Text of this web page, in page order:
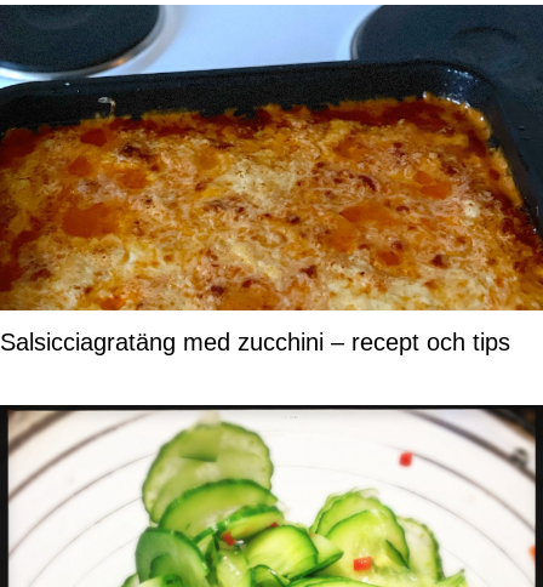
Salsicciagratäng med zucchini – recept och tips